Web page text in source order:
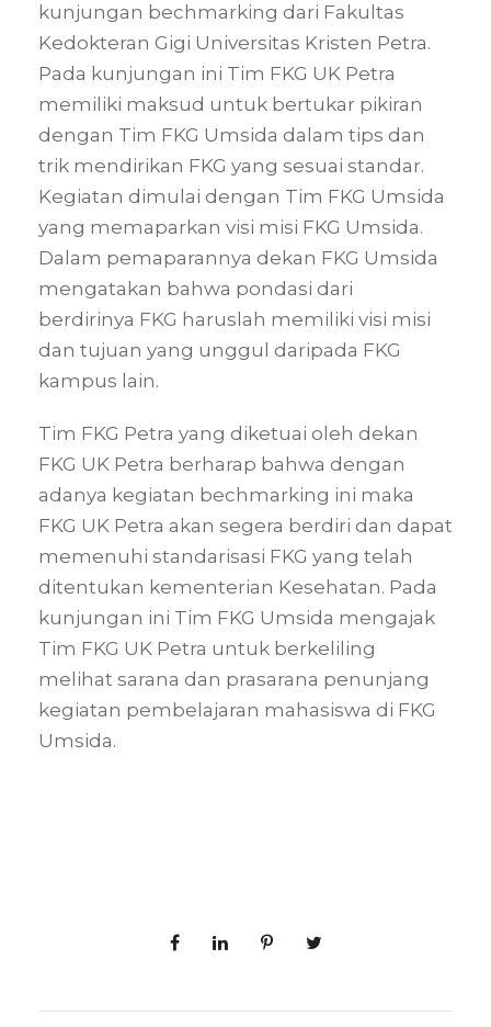
kunjungan bechmarking dari Fakultas
Kedokteran Gigi Universitas Kristen Petra.
Pada kunjungan ini Tim FKG UK Petra
memiliki maksud untuk bertukar pikiran
dengan Tim FKG Umsida dalam tips dan
trik mendirikan FKG yang sesuai standar.
Kegiatan dimulai dengan Tim FKG Umsida
yang memaparkan visi misi FKG Umsida.
Dalam pemaparannya dekan FKG Umsida
mengatakan bahwa pondasi dari
berdirinya FKG haruslah memiliki visi misi
dan tujuan yang unggul daripada FKG
kampus lain.
Tim FKG Petra yang diketuai oleh dekan
FKG UK Petra berharap bahwa dengan
adanya kegiatan bechmarking ini maka
FKG UK Petra akan segera berdiri dan dapat
memenuhi standarisasi FKG yang telah
ditentukan kementerian Kesehatan. Pada
kunjungan ini Tim FKG Umsida mengajak
Tim FKG UK Petra untuk berkeliling
melihat sarana dan prasarana penunjang
kegiatan pembelajaran mahasiswa di FKG
Umsida.